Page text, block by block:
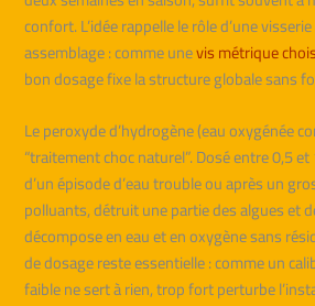
confort. L’idée rappelle le rôle d’une
assemblage : comme unevis métrique
bon dosage fixe la structure globale sans
Le peroxyde d’hydrogène (eau oxygénée
“traitement choc naturel”. Dosé entre 0,5
d’un épisode d’eau trouble ou après un
polluants, détruit une partie des algues et
décompose en eau et en oxygène sans
de dosage reste essentielle : comme un
faible ne sert à rien, trop fort perturbe